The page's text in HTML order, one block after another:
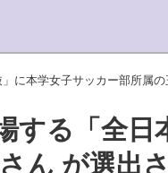
に本学女子サッカー部所属
する「全日
ん が選出